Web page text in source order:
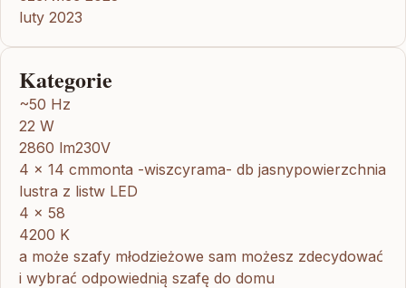
luty 2023
Kategorie
~50 Hz
22 W
2860 lm230V
4 x 14 cmmonta -wiszcyrama- db jasnypowierzchnia
lustra z listw LED
4 x 58
4200 K
a może szafy młodzieżowe sam możesz zdecydować
i wybrać odpowiednią szafę do domu